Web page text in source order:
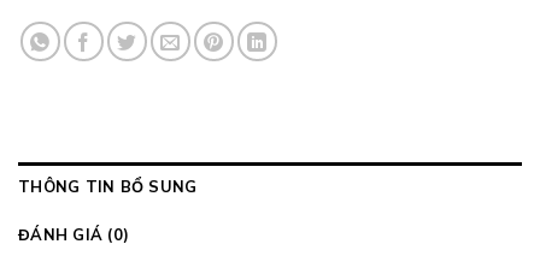
THÔNG TIN BỔ SUNG
ĐÁNH GIÁ (0)